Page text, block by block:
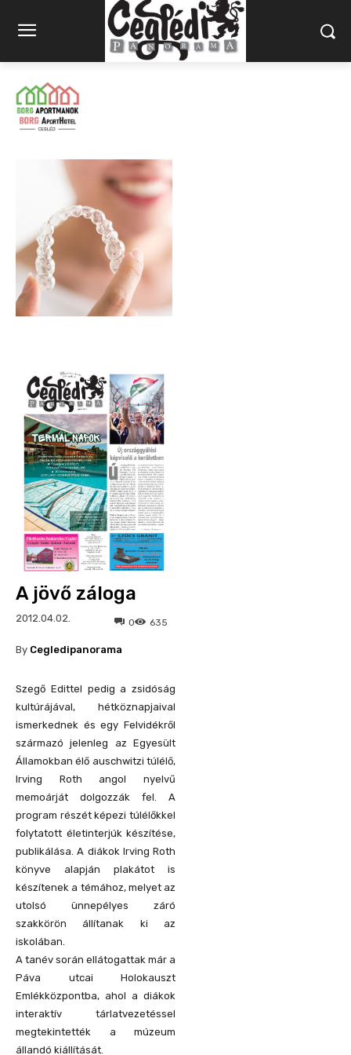
A jövő záloga
2012.04.02. 635
0
By Cegledipanorama
Szegő Edittel pedig a zsidóság
kultúrájával, hétköznapjaival
ismerkednek és egy Felvidékről
származó jelenleg az Egyesült
Államokban élő auschwitzi túlélő,
Irving Roth angol nyelvű
memoárját dolgozzák fel. A
program részét képezi túlélőkkel
folytatott életinterjúk készítése,
publikálása. A diákok Irving Roth
könyve alapján plakátot is
készítenek a témához, melyet az
utolsó ünnepélyes záró
szakkörön állítanak ki az
iskolában.
A tanév során ellátogattak már a
Páva utcai Holokauszt
Emlékközpontba, ahol a diákok
interaktív tárlatvezetéssel
megtekintették a múzeum
állandó kiállítását.